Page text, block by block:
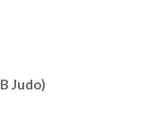
Judo)